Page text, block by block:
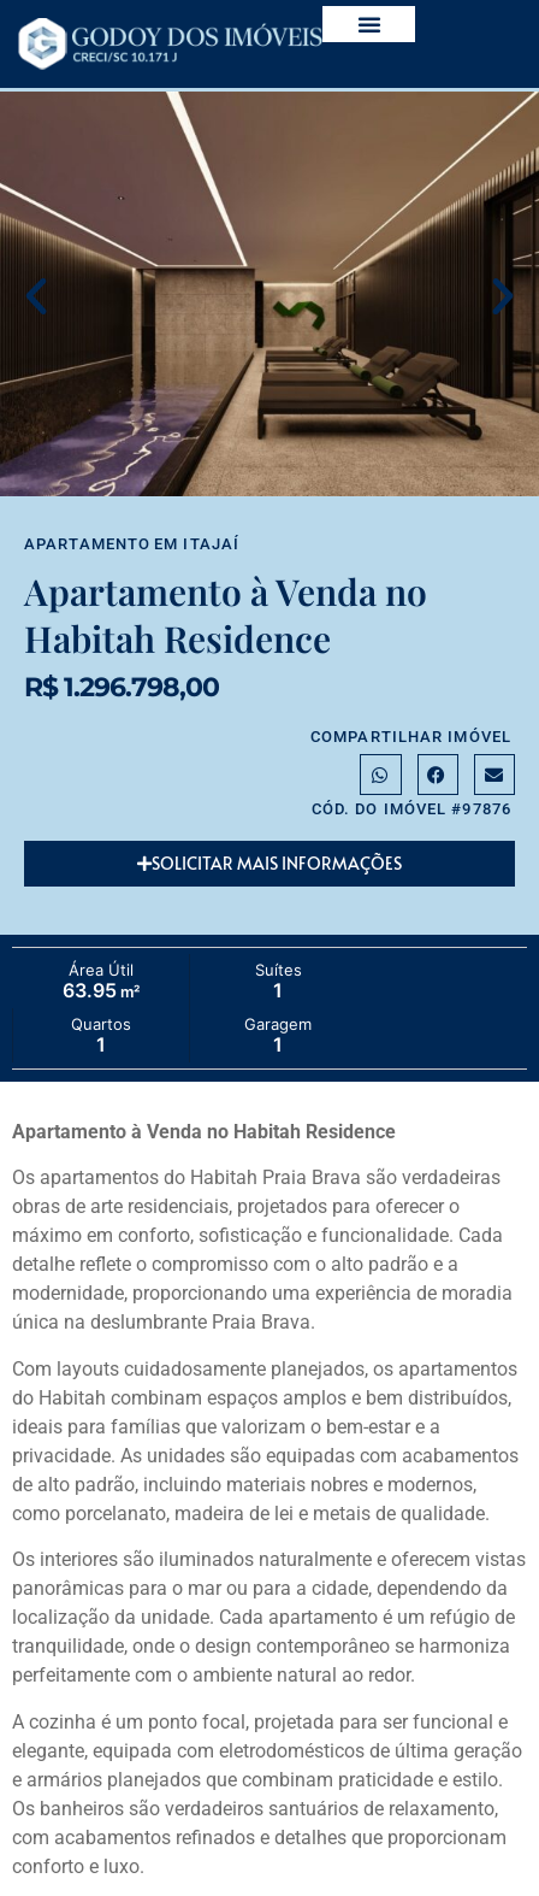
APARTAMENTO EM ITAJAÍ
Apartamento à Venda no
Habitah Residence
R$ 1.296.798,00
COMPARTILHAR IMÓVEL
CÓD. DO IMÓVEL #97876
SOLICITAR MAIS INFORMAÇÕES
Área Útil
63.95m²
Suítes
1
Quartos
1
Garagem
1
Apartamento à Venda no Habitah Residence
Os apartamentos do Habitah Praia Brava são verdadeiras
obras de arte residenciais, projetados para oferecer o
máximo em conforto, sofisticação e funcionalidade. Cada
detalhe reflete o compromisso com o alto padrão e a
modernidade, proporcionando uma experiência de moradia
única na deslumbrante Praia Brava.
Com layouts cuidadosamente planejados, os apartamentos
do Habitah combinam espaços amplos e bem distribuídos,
ideais para famílias que valorizam o bem-estar e a
privacidade. As unidades são equipadas com acabamentos
de alto padrão, incluindo materiais nobres e modernos,
como porcelanato, madeira de lei e metais de qualidade.
Os interiores são iluminados naturalmente e oferecem vistas
panorâmicas para o mar ou para a cidade, dependendo da
localização da unidade. Cada apartamento é um refúgio de
tranquilidade, onde o design contemporâneo se harmoniza
perfeitamente com o ambiente natural ao redor.
A cozinha é um ponto focal, projetada para ser funcional e
elegante, equipada com eletrodomésticos de última geração
e armários planejados que combinam praticidade e estilo.
Os banheiros são verdadeiros santuários de relaxamento,
com acabamentos refinados e detalhes que proporcionam
conforto e luxo.